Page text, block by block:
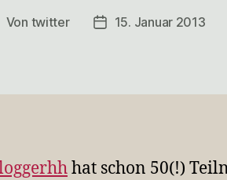
Von twitter 15. Januar 2013
hat schon 50(!)